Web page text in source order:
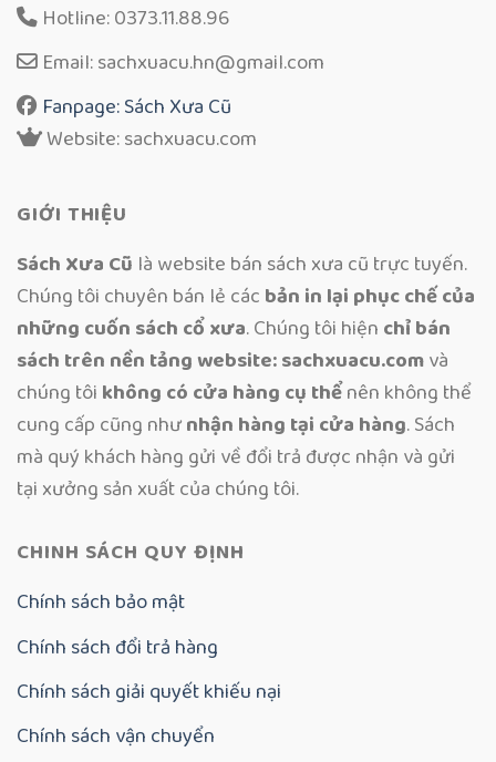
Hotline: 0373.11.88.96
Email: sachxuacu.hn@gmail.com
Fanpage: Sách Xưa Cũ
Website: sachxuacu.com
GIỚI THIỆU
Sách Xưa Cũ là website bán sách xưa cũ trực tuyến.
Chúng tôi chuyên bán lẻ các bản in lại phục chế của
những cuốn sách cổ xưa. Chúng tôi hiện chỉ bán
sách trên nền tảng website: sachxuacu.comvà
chúng tôi không có cửa hàng cụ thểnên không thể
cung cấp cũng nhưnhận hàng tại cửa hàng. Sách
mà quý khách hàng gửi về đổi trả được nhận và gửi
tại xưởng sản xuất của chúng tôi.
CHINH SÁCH QUY ĐỊNH
Chính sách bảo mật
Chính sách đổi trả hàng
Chính sách giải quyết khiếu nại
Chính sách vận chuyển